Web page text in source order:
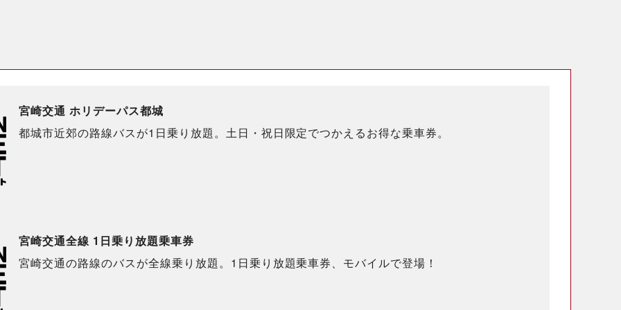
宮崎交通 ホリデーパス都城
都城市近郊の路線バスが1日乗り放題。土日・祝日限定でつかえるお得な乗車券。
宮崎交通全線 1日乗り放題乗車券
宮崎交通の路線のバスが全線乗り放題。1日乗り放題乗車券、モバイルで登場！